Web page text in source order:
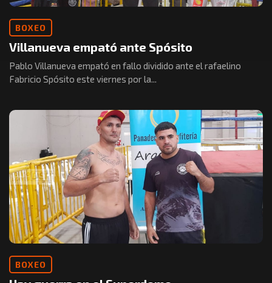
BOXEO
Villanueva empató ante Spósito
Pablo Villanueva empató en fallo dividido ante el rafaelino
Fabricio Spósito este viernes por la...
BOXEO